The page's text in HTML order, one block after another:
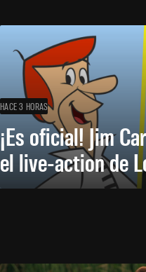
HACE 3 HORAS
¡Es oficial! Jim
el live-action de